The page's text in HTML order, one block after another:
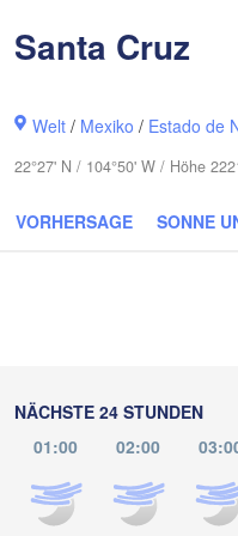
Santa Cruz
Welt / Mexiko / Estado de
22°27' N / 104°50' W / Höhe
VORHERSAGE SONNE
NÄCHSTE 24 STUNDEN
01:00
02:00
Christi